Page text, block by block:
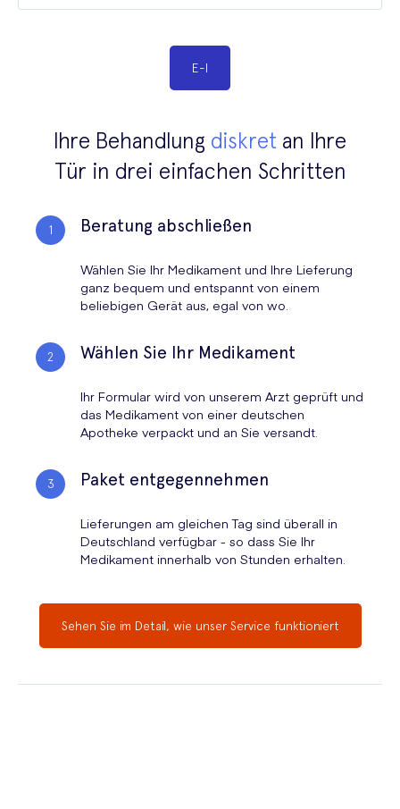
E-I
Ihre Behandlung diskret an Ihre
Tür in drei einfachen Schritten
Beratung abschließen
Wählen Sie Ihr Medikament und Ihre Lieferung
ganz bequem und entspannt von einem
beliebigen Gerät aus, egal von wo.
Wählen Sie Ihr Medikament
Ihr Formular wird von unserem Arzt geprüft und
das Medikament von einer deutschen
Apotheke verpackt und an Sie versandt.
Paket entgegennehmen
Lieferungen am gleichen Tag sind überall in
Deutschland verfügbar - so dass Sie Ihr
Medikament innerhalb von Stunden erhalten.
Sehen Sie im Detail, wie unser Service funktioniert